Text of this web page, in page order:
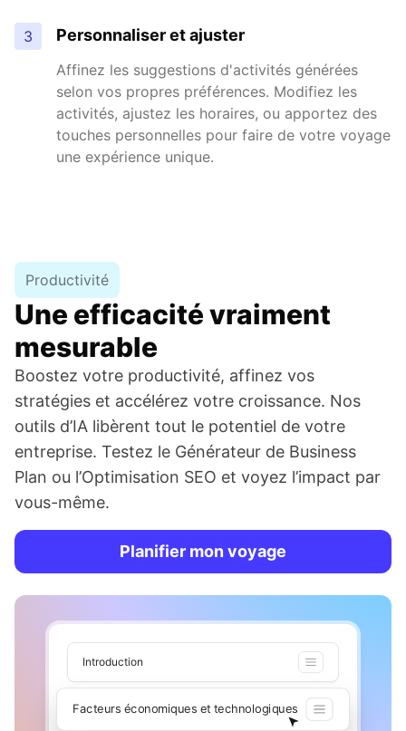
3 Personnaliser et ajuster
Affinez les suggestions d'activités générées
selon vos propres préférences. Modifiez les
activités, ajustez les horaires, ou apportez des
touches personnelles pour faire de votre voyage
une expérience unique.
Productivité
Une efficacité vraiment
mesurable
Boostez votre productivité, affinez vos
stratégies et accélérez votre croissance. Nos
outils d’IA libèrent tout le potentiel de votre
entreprise. Testez le Générateur de Business
Plan ou l’Optimisation SEO et voyez l’impact par
vous-même.
Planifier mon voyage
Introduction
Facteurs économiques et technologiques